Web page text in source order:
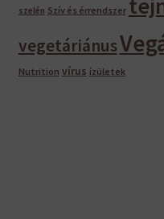
szelén Szív és érrendszer
vegetáriánus
Nutrition vírus ízületek